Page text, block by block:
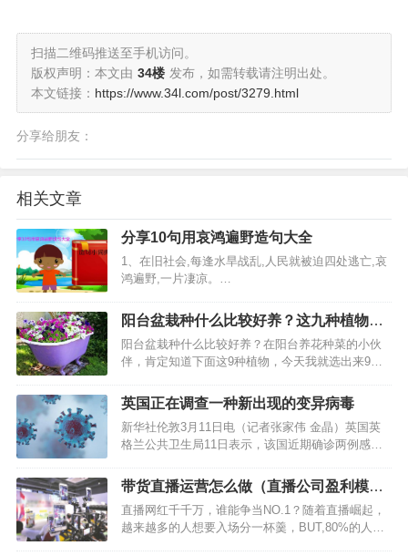
扫描二维码推送至手机访问。
版权声明：本文由 34楼 发布，如需转载请注明出处。
本文链接： https://www.34l.com/post/3279.html
分享给朋友：
相关文章
分享10句用哀鸿遍野造句大全
1、在旧社会,每逢水旱战乱,人民就被迫四处逃亡,哀
鸿遍野,一片凄凉。…
阳台盆栽种什么比较好养？这九种植物非
常适合阳台种植
阳台盆栽种什么比较好养？在阳台养花种菜的小伙
伴，肯定知道下面这9种植物，今天我就选出来9种
种水果还比较好吃，家里到时候不用买水果了。…
英国正在调查一种新出现的变异病毒
新华社伦敦3月11日电（记者张家伟 金晶）英国英
格兰公共卫生局11日表示，该国近期确诊两例感染
新的变异病毒开展调查。…
带货直播运营怎么做（直播公司盈利模
式）
直播网红千千万，谁能争当NO.1？随着直播崛起，
越来越多的人想要入场分一杯羹，BUT,80%的人都